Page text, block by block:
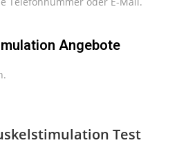
Angebote
Test